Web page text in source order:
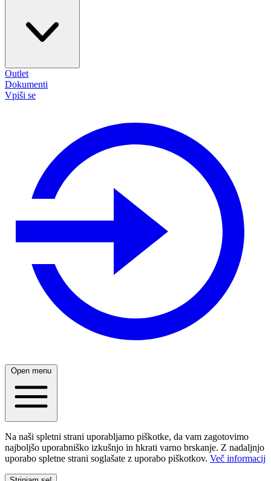
Outlet
Dokumenti
Vpiši se
Open menu
Na naši spletni strani uporabljamo piškotke, da vam zagotovimo
najboljšo uporabniško izkušnjo in hkrati varno brskanje. Z nadaljnjo
uporabo spletne strani soglašate z uporabo piškotkov. Več informacij